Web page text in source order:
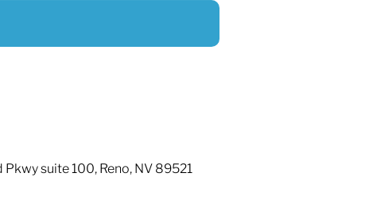
suite 100, Reno, NV 89521